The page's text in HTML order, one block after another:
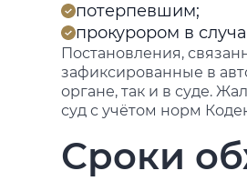
потерпевшим;
прокурором в
Постановления,
зафиксированные в
органе, так и в суде.
суд с учётом норм
Сроки